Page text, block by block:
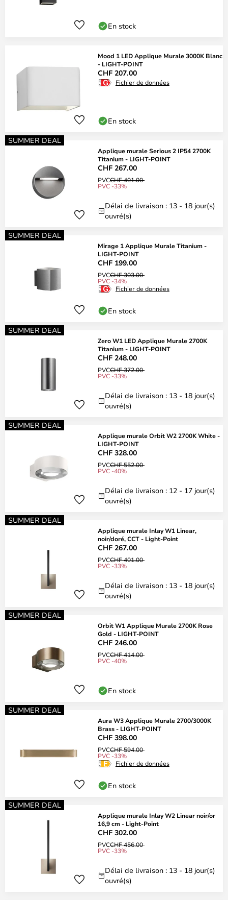
En stock
Mood 1 LED Applique Murale 3000K Blanc
- LIGHT-POINT
CHF 207.00
Fichier de données
En stock
SUMMER DEAL
Applique murale Serious 2 IP54 2700K
Titanium - LIGHT-POINT
CHF 267.00
PVCCHF 401.00
PVC -33%
Délai de livraison : 13 - 18 jour(s)
ouvré(s)
SUMMER DEAL
Mirage 1 Applique Murale Titanium -
LIGHT-POINT
CHF 199.00
PVCCHF 303.00
PVC -34%
Fichier de données
En stock
SUMMER DEAL
Zero W1 LED Applique Murale 2700K
Titanium - LIGHT-POINT
CHF 248.00
PVCCHF 372.00
PVC -33%
Délai de livraison : 13 - 18 jour(s)
ouvré(s)
SUMMER DEAL
Applique murale Orbit W2 2700K White -
LIGHT-POINT
CHF 328.00
PVCCHF 552.00
PVC -40%
Délai de livraison : 12 - 17 jour(s)
ouvré(s)
SUMMER DEAL
Applique murale Inlay W1 Linear,
noir/doré, CCT - Light-Point
CHF 267.00
PVCCHF 401.00
PVC -33%
Délai de livraison : 13 - 18 jour(s)
ouvré(s)
SUMMER DEAL
Orbit W1 Applique Murale 2700K Rose
Gold - LIGHT-POINT
CHF 246.00
PVCCHF 414.00
PVC -40%
En stock
SUMMER DEAL
Aura W3 Applique Murale 2700/3000K
Brass - LIGHT-POINT
CHF 398.00
PVCCHF 594.00
PVC -33%
Fichier de données
En stock
SUMMER DEAL
Applique murale Inlay W2 Linear noir/or
16,9 cm - Light-Point
CHF 302.00
PVCCHF 456.00
PVC -33%
Délai de livraison : 13 - 18 jour(s)
ouvré(s)